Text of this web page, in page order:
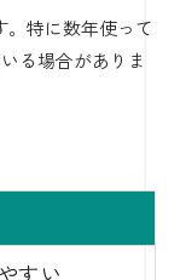
特に数年使って
る場合がありま
すい